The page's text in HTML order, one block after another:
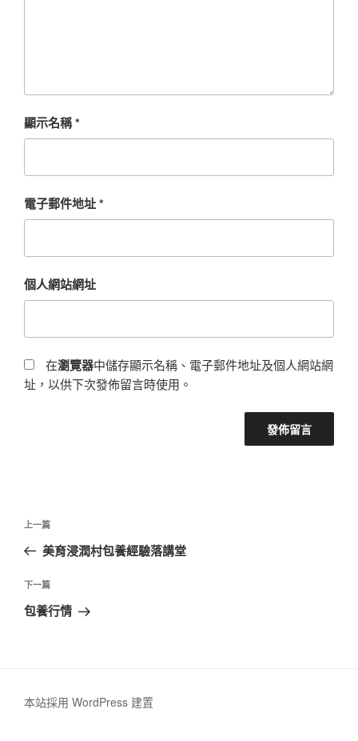
顯示名稱*
電子郵件地址*
個人網站網址
在瀏覽器中儲存顯示名稱、電子郵件地址及個人網站網
址，以供下次發佈留言時使用。
文
導
覽
上
一
文
章
上一篇
美育浸潤村包養經驗落講堂
下
一
下一篇
包養行情
本站採用 WordPress 建置